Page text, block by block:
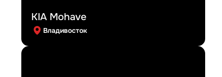
KIA Mohave
Владивосток